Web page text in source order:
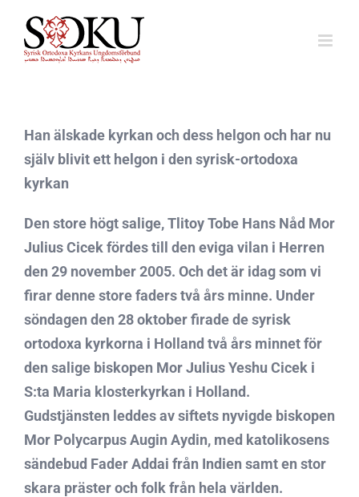
innehållet
Han älskade kyrkan och dess helgon och har nu
själv blivit ett helgon i den syrisk-ortodoxa
kyrkan
Den store högt salige, Tlitoy Tobe Hans Nåd Mor
Julius Cicek fördes till den eviga vilan i Herren
den 29 november 2005. Och det är idag som vi
firar denne store faders två års minne. Under
söndagen den 28 oktober firade de syrisk
ortodoxa kyrkorna i Holland två års minnet för
den salige biskopen Mor Julius Yeshu Cicek i
S:ta Maria klosterkyrkan i Holland.
Gudstjänsten leddes av siftets nyvigde biskopen
Mor Polycarpus Augin Aydin, med katolikosens
sändebud Fader Addai från Indien samt en stor
skara präster och folk från hela världen.